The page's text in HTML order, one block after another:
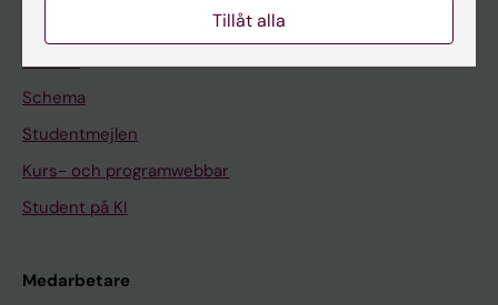
Canvas
Schema
Studentmejlen
Kurs- och programwebbar
Student på KI
Medarbetare
Tillåt alla